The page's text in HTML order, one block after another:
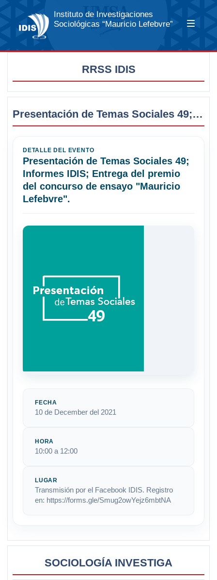
Instituto de Investigaciones
Sociológicas “Mauricio Lefebvre”
RRSS IDIS
Presentación de Temas Sociales 49; Informes IDIS; Entrega del premio del concurso de ensayo "Mauricio Lefebvre".
DETALLE DEL EVENTO
Presentación de Temas Sociales 49;
Informes IDIS; Entrega del premio
del concurso de ensayo "Mauricio
Lefebvre".
FECHA
10 de December del 2021
HORA
10:00 a 12:00
LUGAR
Transmisión por el Facebook IDIS. Registro
en: https://forms.gle/Smug2owYejz6mbtNA
SOCIOLOGÍA INVESTIGA